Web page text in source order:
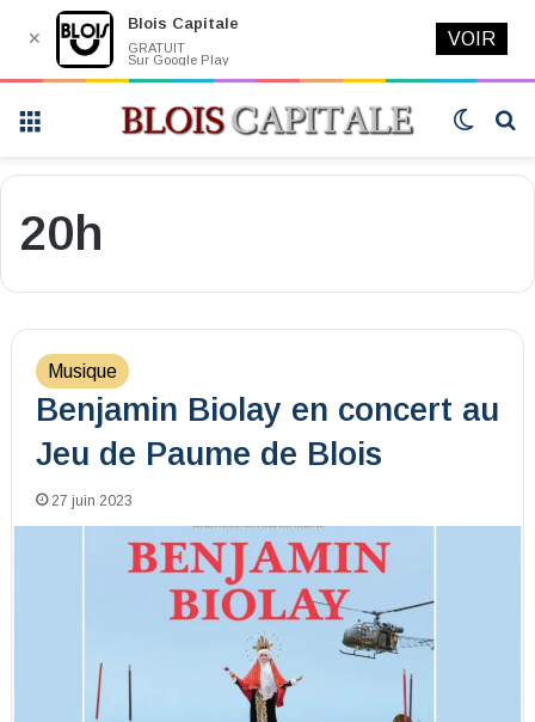
Switch
20h
Musique
Benjamin Biolay en concert au
Jeu de Paume de Blois
27 juin 2023
✕
Blois Capitale
GRATUIT
Sur Google Play
VOIR